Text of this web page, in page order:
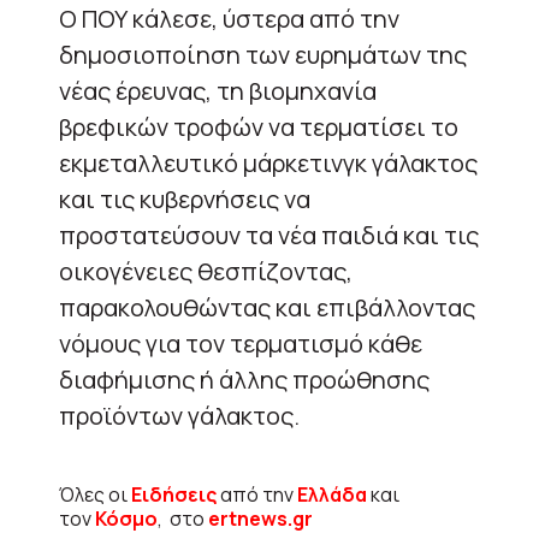
Ο ΠΟΥ κάλεσε, ύστερα από την
δημοσιοποίηση των ευρημάτων της
νέας έρευνας, τη βιομηχανία
βρεφικών τροφών να τερματίσει το
εκμεταλλευτικό μάρκετινγκ γάλακτος
και τις κυβερνήσεις να
προστατεύσουν τα νέα παιδιά και τις
οικογένειες θεσπίζοντας,
παρακολουθώντας και επιβάλλοντας
νόμους για τον τερματισμό κάθε
διαφήμισης ή άλλης προώθησης
προϊόντων γάλακτος.
Όλες οιΕιδήσειςαπό τηνΕλλάδακαι
τονΚόσμο, στο ertnews.gr